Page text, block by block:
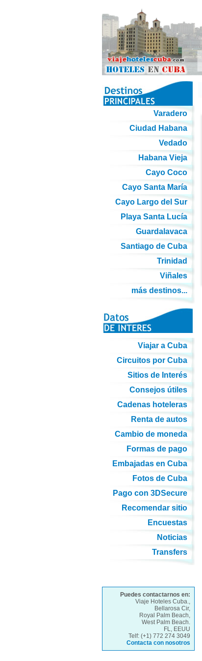
Varadero
Ciudad Habana
Vedado
Habana Vieja
Cayo Coco
Cayo Santa María
Cayo Largo del Sur
Playa Santa Lucía
Guardalavaca
Santiago de Cuba
Trinidad
Viñales
más destinos...
Viajar a Cuba
Circuitos por Cuba
Sitios de Interés
Consejos útiles
Cadenas hoteleras
Renta de autos
Cambio de moneda
Formas de pago
Embajadas en Cuba
Fotos de Cuba
Pago con 3DSecure
Recomendar sitio
Encuestas
Noticias
Transfers
Puedes contactarnos en:
Viaje Hoteles Cuba.,
Bellarosa Cir,
Royal Palm Beach,
West Palm Beach.
FL, EEUU
Telf: (+1) 772 274 3049
Contacta con nosotros